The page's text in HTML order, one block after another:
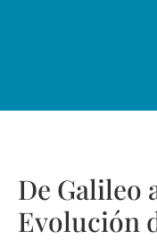
De Galileo
Evolución